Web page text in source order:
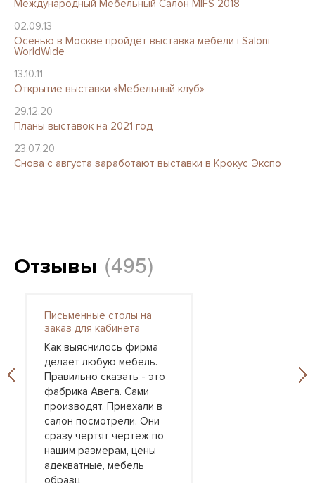
Международный Мебельный Салон MIFS 2018
02.09.13
Осенью в Москве пройдёт выставка мебели i Saloni
WorldWide
13.10.11
Открытие выставки «Мебельный клуб»
29.12.20
Планы выставок на 2021 год
23.07.20
Снова с августа заработают выставки в Крокус Экспо
Отзывы (495)
Письменные столы на
заказ для кабинета
Как выяснилось фирма
делает любую мебель.
Правильно сказать - это
фабрика Авега. Сами
производят. Приехали в
салон посмотрели. Они
сразу чертят чертеж по
нашим размерам, цены
адекватные, мебель
образц